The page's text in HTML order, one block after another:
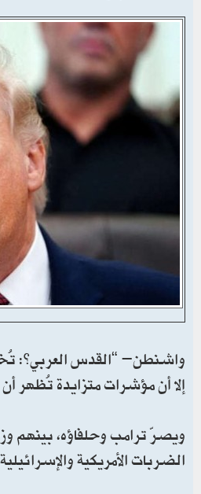
واشنطن- “القدس العربي”:
إلا أن مؤشرات متزايدة تُظهر
ويصرّ ترامب وحلفاؤه، بينهم
الضربات الأمريكية